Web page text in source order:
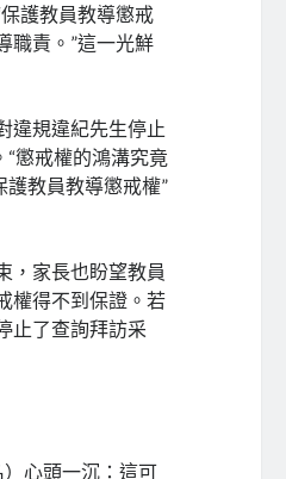
護教員教導懲戒
職責。”這一光鮮
違規違紀先生停止
懲戒權的鴻溝究竟
教員教導懲戒權”
，家長也盼望教員
權得不到保證。若
止了查詢拜訪采
心頭一沉：這可